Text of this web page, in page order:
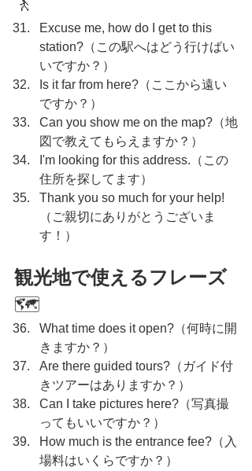
🚶
Excuse me, how do I get to this
station?（この駅へはどう行けばい
いですか？）
Is it far from here?（ここから遠い
ですか？）
Can you show me on the map?（地
図で教えてもらえますか？）
I'm looking for this address.（この
住所を探してます）
Thank you so much for your help!
（ご親切にありがとうございま
す！）
観光地で使えるフレーズ
🗺️
What time does it open?（何時に開
きますか？）
Are there guided tours?（ガイド付
きツアーはありますか？）
Can I take pictures here?（写真撮
ってもいいですか？）
How much is the entrance fee?（入
場料はいくらですか？）